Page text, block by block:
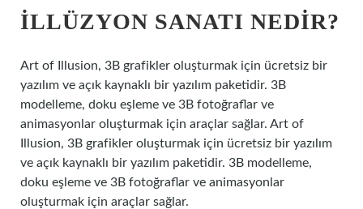
İLLÜZYON SANATI NEDIR?
Art of Illusion, 3B grafikler oluşturmak için ücretsiz bir
yazılım ve açık kaynaklı bir yazılım paketidir. 3B
modelleme, doku eşleme ve 3B fotoğraflar ve
animasyonlar oluşturmak için araçlar sağlar. Art of
Illusion, 3B grafikler oluşturmak için ücretsiz bir yazılım
ve açık kaynaklı bir yazılım paketidir. 3B modelleme,
doku eşleme ve 3B fotoğraflar ve animasyonlar
oluşturmak için araçlar sağlar.